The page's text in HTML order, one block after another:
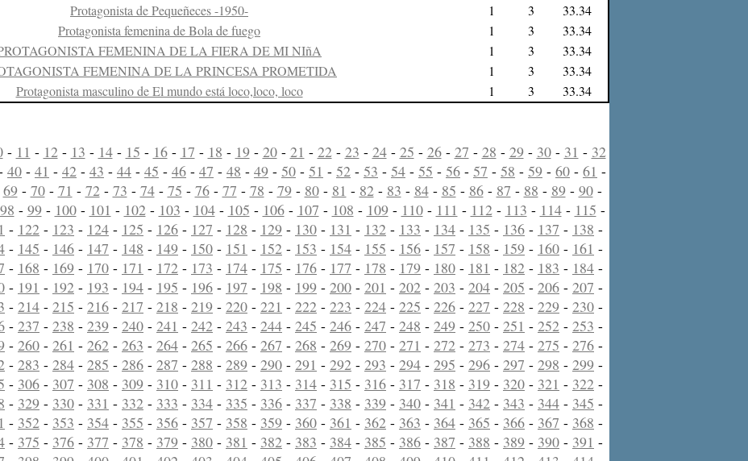
Protagonista de Pequeñeces -1950- 1 3
33.34
Protagonista femenina de Bola de fuego 1 3
33.34
FEMENINA DE LA FIERA DE MI NIñA 1 3
33.34
FEMENINA DE LA PRINCESA PROMETIDA 1 3
33.34
Protagonista masculino de El mundo está loco,loco, loco 1 3 33.34
- 11 - 12 - 13 - 14- 15 - 16- 17 - 18 - 19- 20- 21 - 22 - 23 - 24- 25 - 26- 27 - 28 - 29- 30- 31 - 32
40 - 41 - 42 - 43 - 44 - 45 - 46 - 47 - 48 - 49 - 50 - 51 - 52 - 53 - 54 - 55 - 56 - 57 - 58 - 59 - 60 - 61 -
69- 70- 71 - 72 - 73 - 74- 75 - 76- 77 - 78 - 79- 80- 81 - 82 - 83 - 84- 85 - 86- 87 - 88 - 89- 90-
98 - 99- 100- 101 - 102 - 103 - 104- 105 - 106- 107 - 108 - 109- 110- 111 - 112 - 113 - 114- 115 -
- 122 - 123 - 124 - 125 - 126 - 127 - 128 - 129 - 130 - 131 - 132 - 133 - 134 - 135 - 136 - 137 - 138 -
- 145 - 146 - 147 - 148 - 149 - 150 - 151 - 152 - 153 - 154 - 155 - 156 - 157 - 158 - 159 - 160 - 161 -
- 168 - 169 - 170 - 171 - 172 - 173 - 174 - 175 - 176 - 177 - 178 - 179 - 180 - 181 - 182 - 183 - 184 -
- 191 - 192 - 193 - 194 - 195 - 196 - 197 - 198 - 199 - 200 - 201 - 202 - 203 - 204 - 205 - 206 - 207 -
- 214 - 215 - 216 - 217 - 218 - 219 - 220 - 221 - 222 - 223 - 224 - 225 - 226 - 227 - 228 - 229 - 230 -
- 237 - 238 - 239 - 240 - 241 - 242 - 243 - 244 - 245 - 246 - 247 - 248 - 249 - 250 - 251 - 252 - 253 -
- 260 - 261 - 262 - 263 - 264 - 265 - 266 - 267 - 268 - 269 - 270 - 271 - 272 - 273 - 274 - 275 - 276 -
- 283 - 284 - 285 - 286 - 287 - 288 - 289 - 290 - 291 - 292 - 293 - 294 - 295 - 296 - 297 - 298 - 299 -
- 306 - 307 - 308 - 309 - 310 - 311 - 312 - 313 - 314 - 315 - 316 - 317 - 318 - 319 - 320 - 321 - 322 -
- 329 - 330 - 331 - 332 - 333 - 334 - 335 - 336 - 337 - 338 - 339 - 340 - 341 - 342 - 343 - 344 - 345 -
- 352 - 353 - 354 - 355 - 356 - 357 - 358 - 359 - 360 - 361 - 362 - 363 - 364 - 365 - 366 - 367 - 368 -
- 375 - 376 - 377 - 378 - 379 - 380 - 381 - 382 - 383 - 384 - 385 - 386 - 387 - 388 - 389 - 390 - 391 -